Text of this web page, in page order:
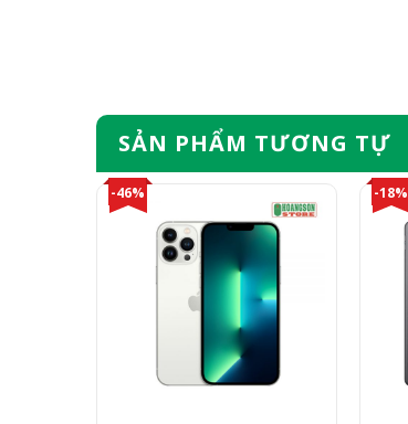
SẢN PHẨM TƯƠNG TỰ
-46% -18%